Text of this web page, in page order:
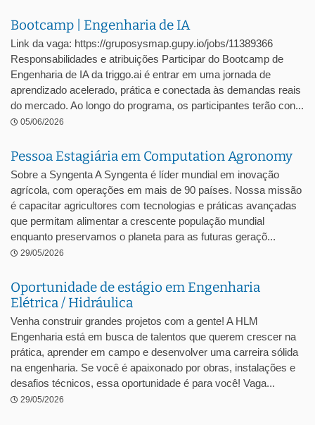
Bootcamp | Engenharia de IA
Link da vaga: https://gruposysmap.gupy.io/jobs/11389366
Responsabilidades e atribuições Participar do Bootcamp de
Engenharia de IA da triggo.ai é entrar em uma jornada de
aprendizado acelerado, prática e conectada às demandas reais
do mercado. Ao longo do programa, os participantes terão con...
05/06/2026
Pessoa Estagiária em Computation Agronomy
Sobre a Syngenta A Syngenta é líder mundial em inovação
agrícola, com operações em mais de 90 países. Nossa missão
é capacitar agricultores com tecnologias e práticas avançadas
que permitam alimentar a crescente população mundial
enquanto preservamos o planeta para as futuras geraçõ...
29/05/2026
Oportunidade de estágio em Engenharia
Elétrica / Hidráulica
Venha construir grandes projetos com a gente! A HLM
Engenharia está em busca de talentos que querem crescer na
prática, aprender em campo e desenvolver uma carreira sólida
na engenharia. Se você é apaixonado por obras, instalações e
desafios técnicos, essa oportunidade é para você! Vaga...
29/05/2026